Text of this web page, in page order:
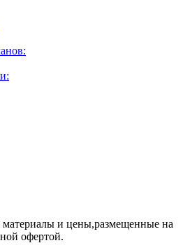
и цены,размещенные на
офертой.